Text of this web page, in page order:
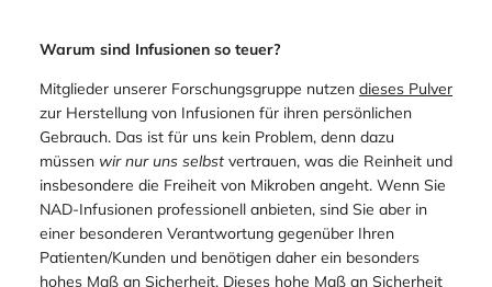
therapy
nad-iv-therapy-benefits-risks-and-effectiveness
Warum sind Infusionen so teuer?
Mitglieder unserer Forschungsgruppe nutzendieses Pulver
zur Herstellung von Infusionen für ihren persönlichen
Gebrauch. Das ist für uns kein Problem, denn dazu
müssen wir nur uns selbstvertrauen, was die Reinheit und